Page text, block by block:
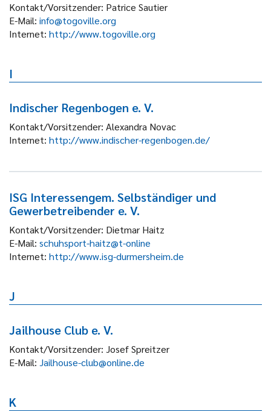
Kontakt/Vorsitzender: Patrice Sautier
E-Mail: info@togoville.org
Internet: http://www.togoville.org
I
Indischer Regenbogen e. V.
Kontakt/Vorsitzender: Alexandra Novac
Internet: http://www.indischer-regenbogen.de/
ISG Interessengem. Selbständiger und
Gewerbetreibender e. V.
Kontakt/Vorsitzender: Dietmar Haitz
E-Mail: schuhsport-haitz@t-online
Internet: http://www.isg-durmersheim.de
J
Jailhouse Club e. V.
Kontakt/Vorsitzender: Josef Spreitzer
E-Mail: Jailhouse-club@online.de
K